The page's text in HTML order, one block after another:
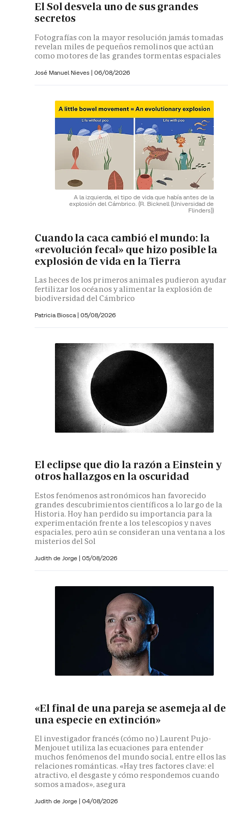
El Sol desvela uno de sus grandes
secretos
Fotografías con la mayor resolución jamás tomadas
revelan miles de pequeños remolinos que actúan
como motores de las grandes tormentas espaciales
José Manuel Nieves | 06/08/2026
A la izquierda, el tipo de vida que había antes de la
explosión del Cámbrico. (R. Bicknell (Universidad de
Flinders))
Cuando la caca cambió el mundo: la
«revolución fecal» que hizo posible la
explosión de vida en la Tierra
Las heces de los primeros animales pudieron ayudar
fertilizar los océanos y alimentar la explosión de
biodiversidad del Cámbrico
Patricia Biosca | 05/08/2026
El eclipse que dio la razón a Einstein y
otros hallazgos en la oscuridad
Estos fenómenos astronómicos han favorecido
grandes descubrimientos científicos a lo largo de la
Historia. Hoy han perdido su importancia para la
experimentación frente a los telescopios y naves
espaciales, pero aún se consideran una ventana a los
misterios del Sol
Judith de Jorge | 05/08/2026
«El final de una pareja se asemeja al de
una especie en extinción»
El investigador francés (cómo no) Laurent Pujo-
Menjouet utiliza las ecuaciones para entender
muchos fenómenos del mundo social, entre ellos las
relaciones románticas. «Hay tres factores clave: el
atractivo, el desgaste y cómo respondemos cuando
somos amados», asegura
Judith de Jorge | 04/08/2026